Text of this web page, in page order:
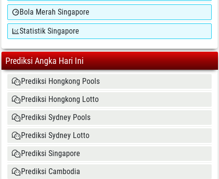
Bola Merah Singapore
Statistik Singapore
Prediksi Angka Hari Ini
Prediksi Hongkong Pools
Prediksi Hongkong Lotto
Prediksi Sydney Pools
Prediksi Sydney Lotto
Prediksi Singapore
Prediksi Cambodia